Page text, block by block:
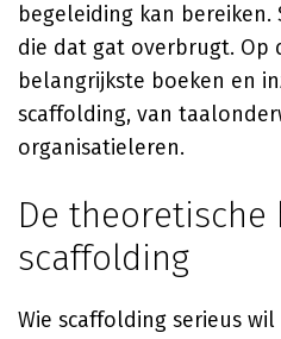
begeleiding kan
die dat gat overbrugt. Op
belangrijkste boeken en
scaffolding, van
organisatieleren.
De theoretische
scaffolding
Wie scaffolding serieus